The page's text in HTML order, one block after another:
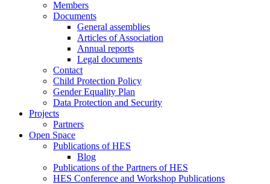
Members
Documents
General assemblies
Articles of Association
Annual reports
Legal documents
Contact
Child Protection Policy
Gender Equality Plan
Data Protection and Security
Projects
Partners
Open Space
Publications of HES
Blog
Publications of the Partners of HES
HES Conference and Workshop Publications